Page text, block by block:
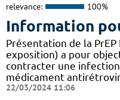
relevance: 100%
Information
Présentation de la PrEP
exposition) a pour
contracter une
médicament
22/03/2024 11:06